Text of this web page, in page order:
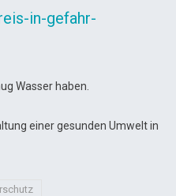
in-gefahr-
Wasser haben.
einer gesunden Umwelt in